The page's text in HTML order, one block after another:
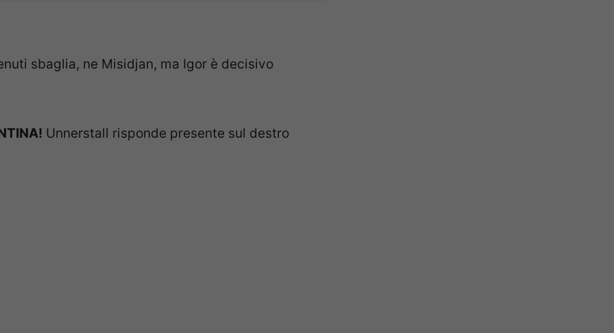
sbaglia, ne Misidjan, ma Igor è decisivo
Unnerstall risponde presente sul destro